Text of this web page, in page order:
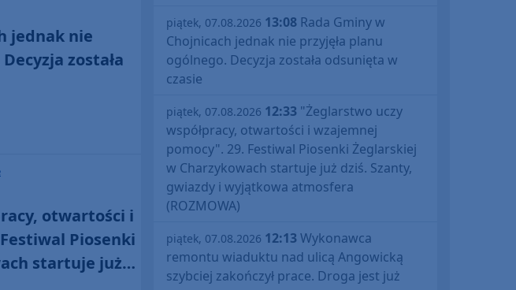
jednak nie
została
otwartości i
Piosenki
startuje już
piątek, 07.08.2026 13:08 Rada Gminy w
Chojnicach jednak nie przyjęła planu
ogólnego. Decyzja została odsunięta w
czasie
piątek, 07.08.2026 12:33 "Żeglarstwo uczy
współpracy, otwartości i wzajemnej
pomocy". 29. Festiwal Piosenki Żeglarskiej
w Charzykowach startuje już dziś. Szanty,
gwiazdy i wyjątkowa atmosfera
(ROZMOWA)
piątek, 07.08.2026 12:13Wykonawca
remontu wiaduktu nad ulicą Angowicką
szybciej zakończył prace. Droga jest już